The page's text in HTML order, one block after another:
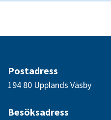
Postadress
194 80 Upplands Väsby
Besöksadress